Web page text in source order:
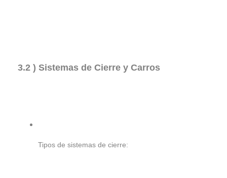
3.2 ) Sistemas de Cierre y Carros
Tipos de sistemas de cierre: